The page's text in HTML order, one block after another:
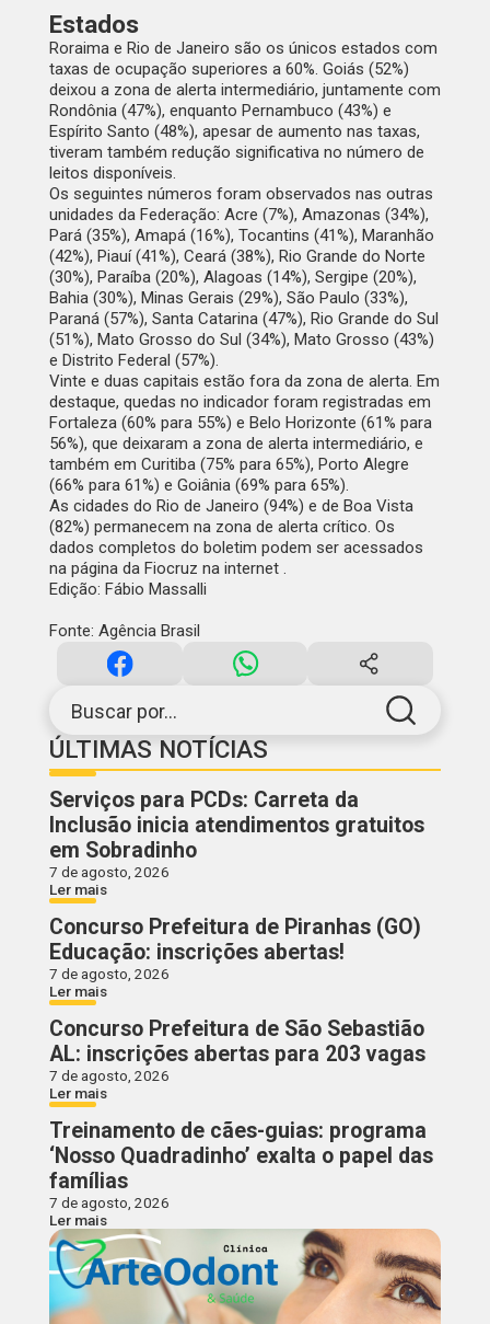
Buscar por...
ÚLTIMAS NOTÍCIAS
Serviços para PCDs: Carreta da
Inclusão inicia atendimentos gratuitos
em Sobradinho
7 de agosto, 2026
Ler mais
Concurso Prefeitura de Piranhas (GO)
Educação: inscrições abertas!
7 de agosto, 2026
Ler mais
Concurso Prefeitura de São Sebastião
AL: inscrições abertas para 203 vagas
7 de agosto, 2026
Ler mais
Treinamento de cães-guias: programa
‘Nosso Quadradinho’ exalta o papel das
famílias
7 de agosto, 2026
Ler mais
Estados
Roraima e Rio de Janeiro são os únicos estados com
taxas de ocupação superiores a 60%. Goiás (52%)
deixou a zona de alerta intermediário, juntamente com
Rondônia (47%), enquanto Pernambuco (43%) e
Espírito Santo (48%), apesar de aumento nas taxas,
tiveram também redução significativa no número de
leitos disponíveis.
Os seguintes números foram observados nas outras
unidades da Federação: Acre (7%), Amazonas (34%),
Pará (35%), Amapá (16%), Tocantins (41%), Maranhão
(42%), Piauí (41%), Ceará (38%), Rio Grande do Norte
(30%), Paraíba (20%), Alagoas (14%), Sergipe (20%),
Bahia (30%), Minas Gerais (29%), São Paulo (33%),
Paraná (57%), Santa Catarina (47%), Rio Grande do Sul
(51%), Mato Grosso do Sul (34%), Mato Grosso (43%)
e Distrito Federal (57%).
Vinte e duas capitais estão fora da zona de alerta. Em
destaque, quedas no indicador foram registradas em
Fortaleza (60% para 55%) e Belo Horizonte (61% para
56%), que deixaram a zona de alerta intermediário, e
também em Curitiba (75% para 65%), Porto Alegre
(66% para 61%) e Goiânia (69% para 65%).
As cidades do Rio de Janeiro (94%) e de Boa Vista
(82%) permanecem na zona de alerta crítico. Os
dados completos do boletim podem ser acessados
napágina da Fiocruz na internet .
Edição: Fábio Massalli
Fonte: Agência Brasil